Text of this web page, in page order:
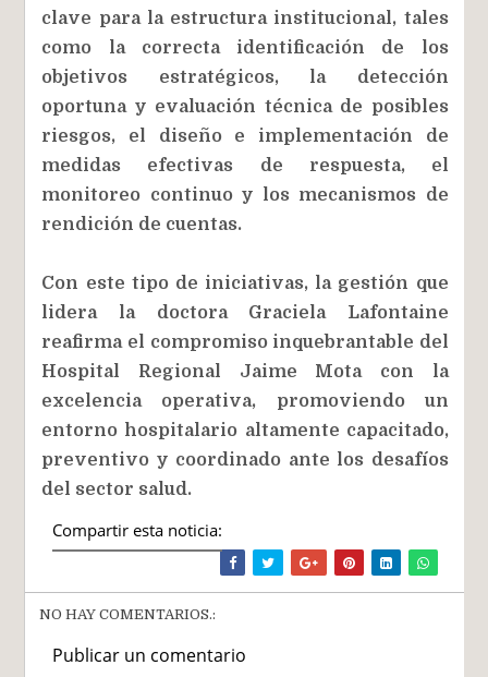
clave para la estructura institucional, tales
como la correcta identificación de los
objetivos estratégicos, la detección
oportuna y evaluación técnica de posibles
riesgos, el diseño e implementación de
medidas efectivas de respuesta, el
monitoreo continuo y los mecanismos de
rendición de cuentas.
Con este tipo de iniciativas, la gestión que
lidera la doctora Graciela Lafontaine
reafirma el compromiso inquebrantable del
Hospital Regional Jaime Mota con la
excelencia operativa, promoviendo un
entorno hospitalario altamente capacitado,
preventivo y coordinado ante los desafíos
del sector salud.
Compartir esta noticia:
NO HAY COMENTARIOS.:
Publicar un comentario